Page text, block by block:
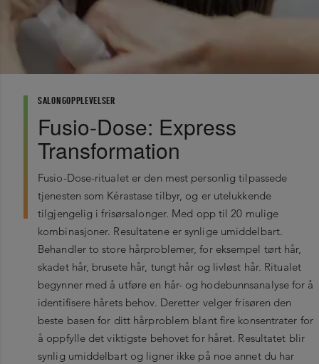
SALONGOPPLEVELSER
Fusio-Dose: Express
Transformation
Fusio-Dose-ritualet er den mest personlig tilpassede
tjenesten som Kérastase tilbyr, og er utelukkende
tilgjengelig i frisørsalonger. Med opp til 20 mulige
kombinasjoner. Resultatene er synlige umiddelbart.
Behandler to store hårproblemer, for eksempel tørt hår,
skadet hår, brusete hår, tungt hår og livløst hår. Ritualet
begynner med å utføre en hår- og hodebunnsanalyse for å
identifisere hårets behov. Deretter velger frisøren den
beste basen for ditt hårproblem blant fire konsentrater for
å oppfylle det viktigste behovet for håret. Resultatet blir
synlig umiddelbart og ligner ikke på noe annet du har